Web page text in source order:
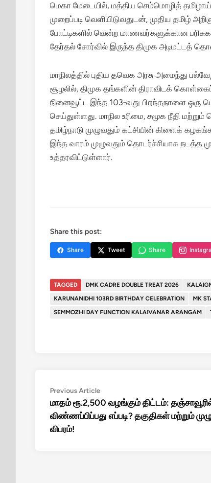
மெகா மேடையில், மத்திய செம்மொழித்
முறைப்படி வெளியிடுவதுடன், முதிய தமிழ்
போட்டிகளில் வென்ற மாணவர்களுக்கான
தேர்தல் சோர்வில் இருந்த திமுக அடிமட்டத்
மாநிலத்தில் புதிய தவெக அரசு அமைந்து
சூழலில், திமுக தங்களின் திராவிடக்
நினைவூட்ட இந்த 103-வது பிறந்தநாளை ஒரு
செய்துள்ளது. மாநில உரிமை, சமூக நீதி
தமிழ்நாடு முழுவதும் கட்சியின் கிளைக்
இந்த வாரம் முழுவதும் தொடர்ச்சியாக நடத்த
உத்தரவிட்டுள்ளார்.
Share this post:
Share Tweet Share
TAGGED DMK CADRE DOUBLE TREAT 2026
KARUNANIDHI 103RD BIRTHDAY CELEBRATION
MK
SEMMOZHI DAY FUNCTION KALAIVANAR ARANGAM
Post
navigation
Previous ArticlePrevious
article:
மாதம் ரூ.2,500 வழங்கும் திட்டம்:
விண்ணப்பிப்பது எப்படி? தகுதிகள் மற்றும் முழு
விபரம்!